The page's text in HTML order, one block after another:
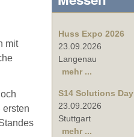
mit
ersten
Huss Expo 2026
23.09.2026
Langenau
mehr ...
S14 Solutions Day
23.09.2026
Stuttgart
mehr ...